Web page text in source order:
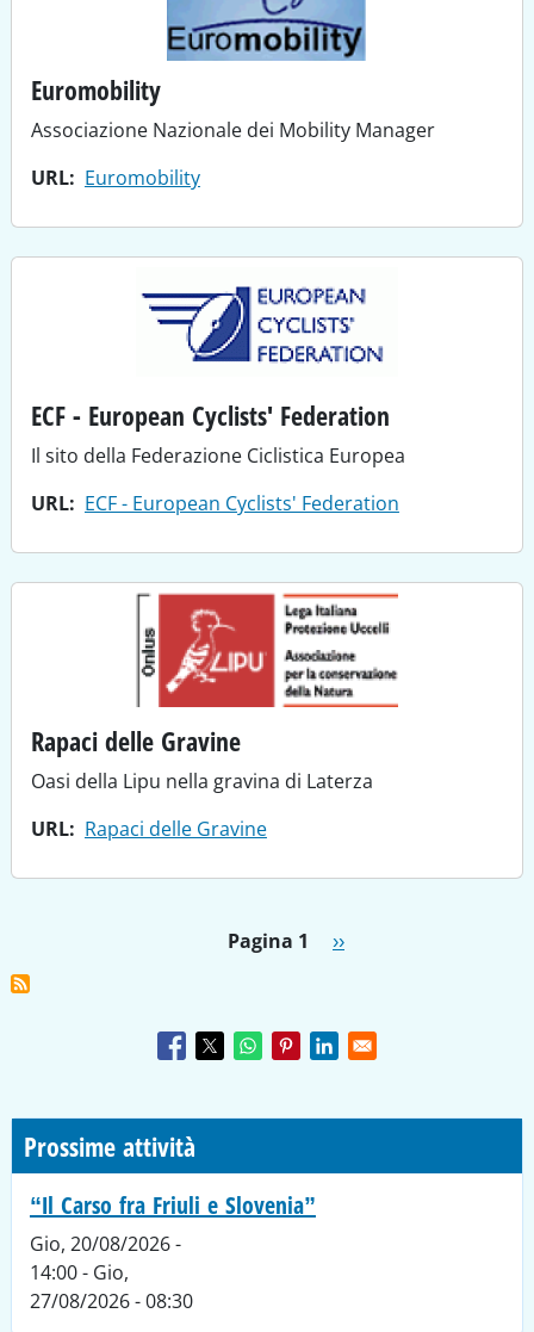
Euromobility
Associazione Nazionale dei Mobility Manager
URL
Euromobility
ECF - European Cyclists' Federation
Il sito della Federazione Ciclistica Europea
URL
ECF - European Cyclists' Federation
Rapaci delle Gravine
Oasi della Lipu nella gravina di Laterza
URL
Rapaci delle Gravine
Pagina 1 Pagina successiva
››
Prossime attività
“Il Carso fra Friuli e Slovenia”
Gio, 20/08/2026 -
14:00- Gio,
27/08/2026 - 08:30